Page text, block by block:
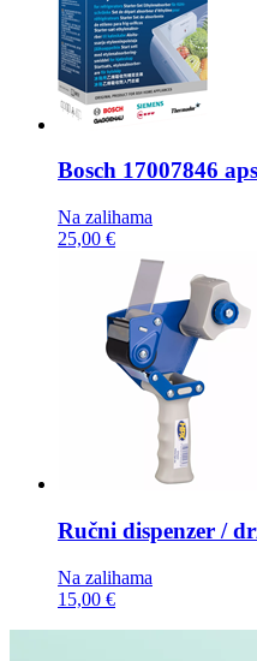
Bosch 17007846
Na zalihama
25,00 €
Ručni dispenzer /
Na zalihama
15,00 €